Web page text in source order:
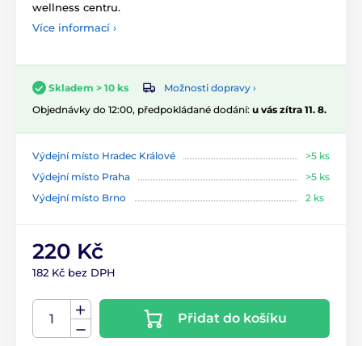
wellness centru.
Více informací ›
Skladem > 10 ks
Možnosti dopravy ›
Objednávky do 12:00, předpokládané dodání: u vás zítra 11. 8.
Výdejní místo Hradec Králové
>5 ks
Výdejní místo Praha
>5 ks
Výdejní místo Brno
2 ks
220 Kč
182 Kč bez DPH
Přidat do košíku